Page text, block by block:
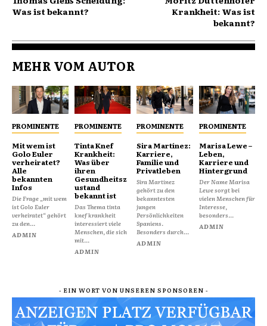
Was ist bekannt?
Krankheit: Was ist
bekannt?
MEHR VOM AUTOR
PROMINENTE
Mit wem ist
Golo Euler
verheiratet?
Alle
bekannten
Infos
Die Frage „mit wem
ist Golo Euler
verheiratet“ gehört
zu den...
ADMIN
PROMINENTE
Tinta Knef
Krankheit:
Was über
ihren
Gesundheitsz
ustand
bekannt ist
Das Thema tinta
knef krankheit
interessiert viele
Menschen, die sich
mit...
ADMIN
PROMINENTE
Sira Martínez:
Karriere,
Familie und
Privatleben
Sira Martínez
gehört zu den
bekanntesten
jungen
Persönlichkeiten
Spaniens.
Besonders durch...
ADMIN
PROMINENTE
Marisa Lewe –
Leben,
Karriere und
Hintergrund
Der Name Marisa
Lewe sorgt bei
vielen Menschen für
Interesse,
besonders...
ADMIN
- EIN WORT VON UNSEREN SPONSOREN -